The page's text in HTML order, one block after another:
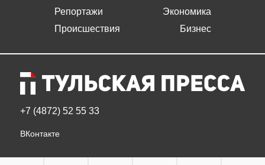
Репортажи
Происшествия
Экономика
Бизнес
+7 (4872) 52 55 33
ВКонтакте